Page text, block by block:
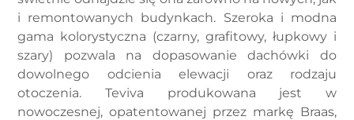
i remontowanych budynkach. Szeroka i modna
gama kolorystyczna (czarny, grafitowy, łupkowy i
szary) pozwala na dopasowanie dachówki do
dowolnego odcienia elewacji oraz rodzaju
otoczenia. Teviva produkowana jest w
nowoczesnej, opatentowanej przez markę Braas,